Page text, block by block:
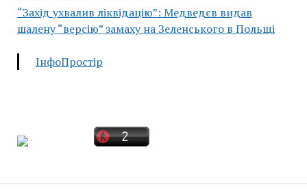
“Захід ухвалив ліквідацію”: Медведєв видав
шалену “версію” замаху на Зеленського в Польщі
ІнфоПростір